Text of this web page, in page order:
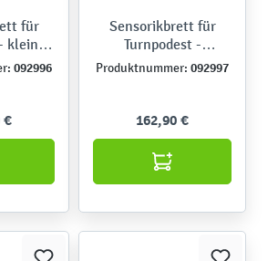
für
kleine
092996
€
Sensorikbrett für
Turnpodest -
Kunstrasen
Produktnummer: 092997
162,90 €